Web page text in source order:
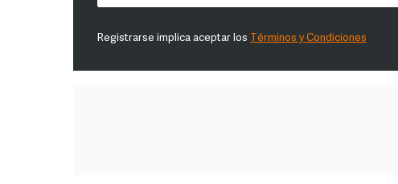
Registrarse implica aceptar los Términos y Condiciones